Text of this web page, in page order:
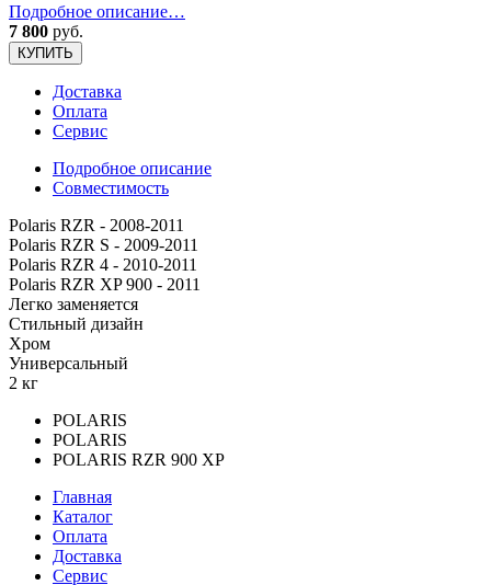
Подробное описание…
7 800 руб.
КУПИТЬ
Доставка
Оплата
Сервис
Подробное описание
Совместимость
Polaris RZR - 2008-2011
Polaris RZR S - 2009-2011
Polaris RZR 4 - 2010-2011
Polaris RZR XP 900 - 2011
Легко заменяется
Стильный дизайн
Хром
Универсальный
2 кг
POLARIS
POLARIS
POLARIS RZR 900 XP
Главная
Каталог
Оплата
Доставка
Сервис